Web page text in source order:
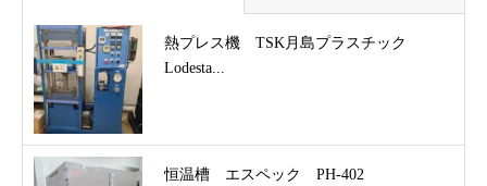
熱プレス機 TSK月島プラスチック
Lodesta...
恒温槽 エスペック PH-402